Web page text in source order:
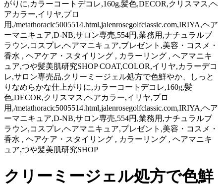
がりに,カラーコートデコレ,160g,髪色,DECOR,クリスマス,ヘ
アカラー,イリヤ,プロ
用,/metathoracic5005514.html,jalenrosegolfclassic.com,IRIYA,ヘア
ーマニキュア,D-NB,サロン専売,554円,業務用,ナチュラルブ
ラウン,コスプレ,ヘアマニキュア,プレゼント,美容・コスメ・
香水 , ヘアケア・スタイリング , カラーリング , ヘアマニキ
ュア,つや髪美肌研究SHOP COAT,COLOR,イリヤ,カラーデコ
レ,サロン専売品,クリーミージェル処方で色鮮やか、しっと
りなめらかな仕上がりに,カラーコートデコレ,160g,髪
色,DECOR,クリスマス,ヘアカラー,イリヤ,プロ
用,/metathoracic5005514.html,jalenrosegolfclassic.com,IRIYA,ヘア
ーマニキュア,D-NB,サロン専売,554円,業務用,ナチュラルブ
ラウン,コスプレ,ヘアマニキュア,プレゼント,美容・コスメ・
香水 , ヘアケア・スタイリング , カラーリング , ヘアマニキ
ュア,つや髪美肌研究SHOP
クリーミージェル処方で色鮮